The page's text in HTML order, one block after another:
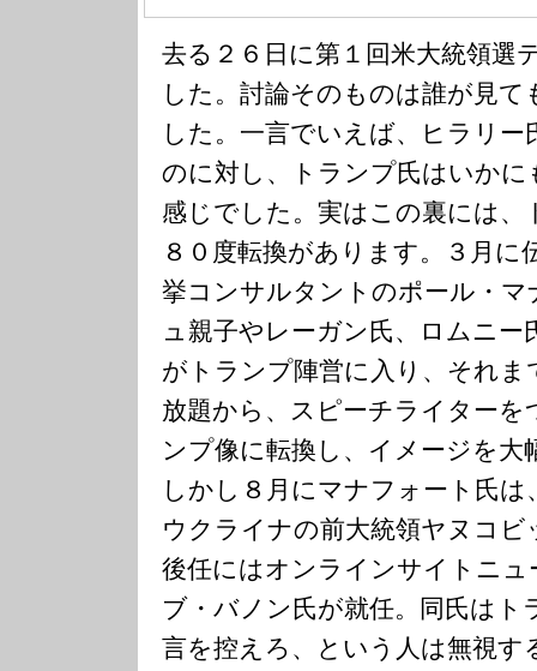
去る２６日に第１回米大統領選
した。討論そのものは誰が見
した。一言でいえば、ヒラリ
のに対し、トランプ氏はいか
感じでした。実はこの裏には、
８０度転換があります。３月に
挙コンサルタントのポール・
ュ親子やレーガン氏、ロムニー
がトランプ陣営に入り、それ
放題から、スピーチライターを
ンプ像に転換し、イメージを大
しかし８月にマナフォート氏
ウクライナの前大統領ヤヌコビ
後任にはオンラインサイトニ
ブ・バノン氏が就任。同氏はト
言を控えろ、という人は無視す